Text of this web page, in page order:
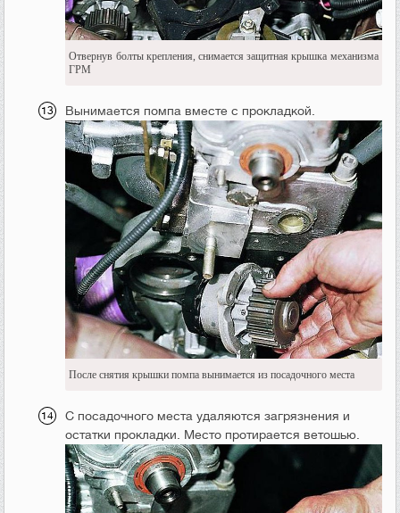
Отвернув болты крепления, снимается защитная крышка механизма
ГРМ
Вынимается помпа вместе с прокладкой.
После снятия крышки помпа вынимается из посадочного места
С посадочного места удаляются загрязнения и
остатки прокладки. Место протирается ветошью.